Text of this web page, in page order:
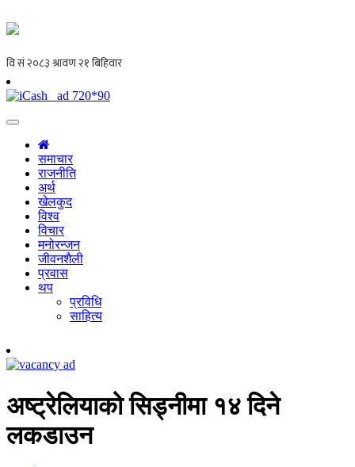
समाचार
राजनीति
अर्थ
खेलकुद
विश्व
विचार
मनोरन्जन
जीवनशैली
प्रवास
थप
प्रविधि
साहित्य
अष्ट्रेलियाको सिड्नीमा १४ दिने
लकडाउन